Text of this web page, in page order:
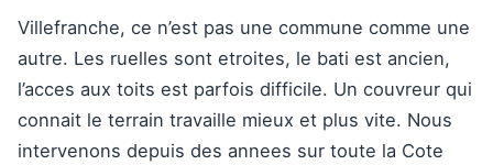
Villefranche, ce n’est pas une commune comme une
autre. Les ruelles sont etroites, le bati est ancien,
l’acces aux toits est parfois difficile. Un couvreur qui
connait le terrain travaille mieux et plus vite. Nous
intervenons depuis des annees sur toute la Cote